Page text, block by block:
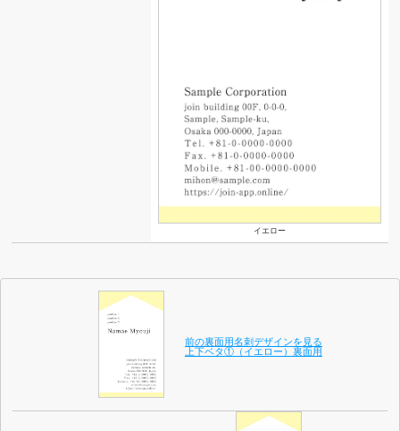
イエロー
前の裏面用名刺デザインを見る
上下ベタ①（イエロー）裏面用